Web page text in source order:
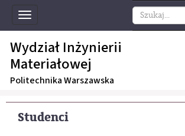
Toggle
navigation
Wydział Inżynierii
Materiałowej
Politechnika Warszawska
Studenci